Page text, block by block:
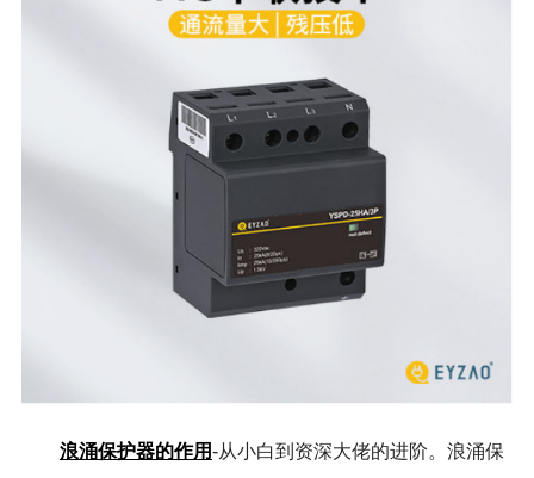
浪涌保护器的作用-从小白到资深大佬的进阶。浪涌保